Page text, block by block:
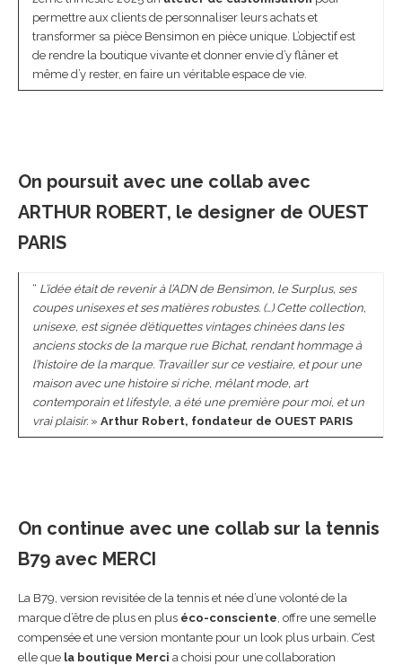
permettre aux clients de personnaliser leurs achats et
transformer sa pièce Bensimon en pièce unique. L’objectif est
de rendre la boutique vivante et donner envie d’y flâner et
même d’y rester, en faire un véritable espace de vie.
On poursuit avec une collab avec
ARTHUR ROBERT, le designer de OUEST
PARIS
“ L’idée était de revenir à l’ADN de Bensimon, le Surplus, ses
coupes unisexes et ses matières robustes. (…) Cette collection,
unisexe, est signée d’étiquettes vintages chinées dans les
anciens stocks de la marque rue Bichat, rendant hommage à
l’histoire de la marque. Travailler sur ce vestiaire, et pour une
maison avec une histoire si riche, mêlant mode, art
contemporain et lifestyle, a été une première pour moi, et un
vrai plaisir. » Arthur Robert, fondateur de OUEST PARIS
On continue avec une collab sur la tennis
B79 avec MERCI
La B79, version revisitée de la tennis et née d’une volonté de la
marque d’être de plus en plus éco-consciente , offre une semelle
compensée et une version montante pour un look plus urbain. C’est
elle que la boutique Merci a choisi pour une collaboration